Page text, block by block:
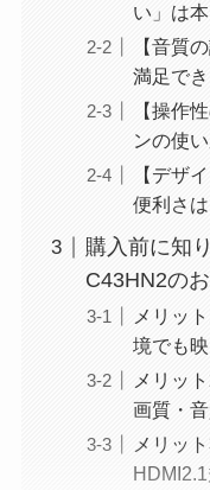
い」は
【音質
満足で
【操作
ンの使
【デザ
便利さは
購入前に知
C43HN2の
メリッ
境でも
メリッ
画質・
メリッ